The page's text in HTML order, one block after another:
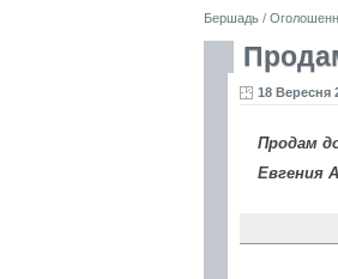
Бершадь /
18 Вересня
Продам
Евгения